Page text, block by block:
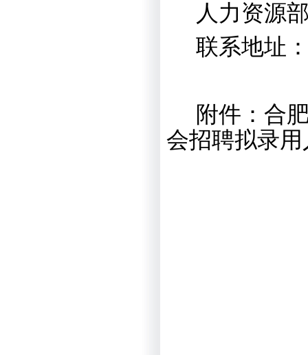
人力资源
联系地址
附件：合
会招聘拟录